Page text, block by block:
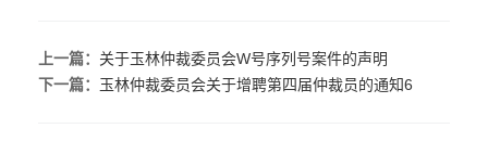
上一篇： 关于玉林仲裁委员会W号序列号案件的声明
下一篇： 玉林仲裁委员会关于增聘第四届仲裁员的通知6